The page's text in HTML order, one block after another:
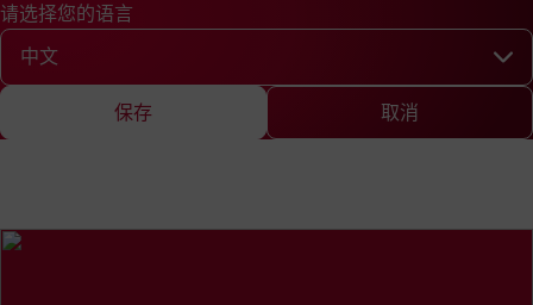
请选择您的语言
请选择您的语言
保存 取消
English Deutsch